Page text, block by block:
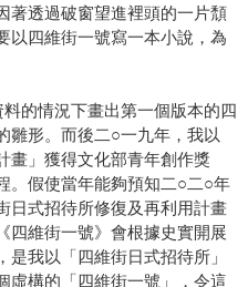
著透過破窗望進裡頭的一片頹
以四維街一號寫一本小說，為
的情況下畫出第一個版本的四
雛形。而後二○一九年，我以
畫」獲得文化部青年創作獎
。假使當年能夠預知二○二○年
日式招待所修復及再利用計畫
四維街一號》會根據史實開展
我以「四維街日式招待所」
虛構的「四維街一號」，令這